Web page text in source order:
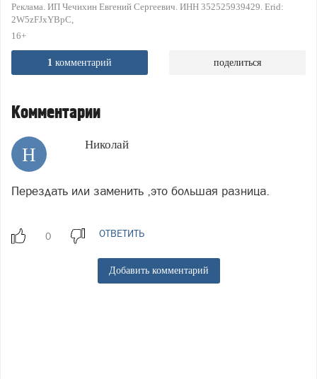
Реклама. ИП Чечихин Евгений Сергеевич. ИНН 352525939429. Erid:
2W5zFJxYBpC
16+
1 комментарий поделиться
Комментарии
Н Николай
Перездать или заменить ,это большая разница.
ОТВЕТИТЬ
Добавить комментарий